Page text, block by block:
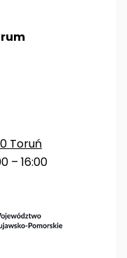
Toruń
– 16:00